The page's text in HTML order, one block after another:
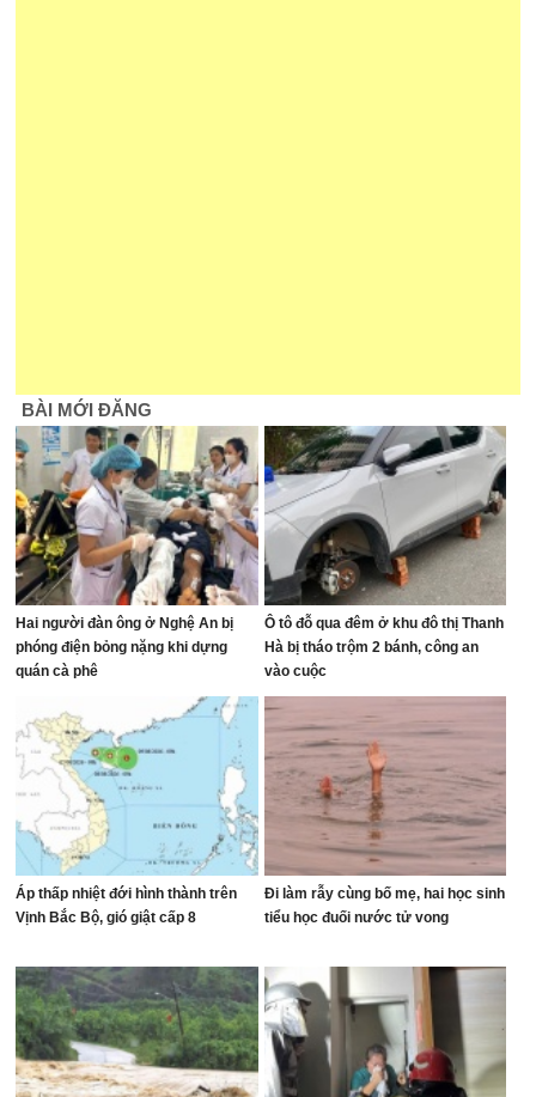
BÀI MỚI ĐĂNG
Hai người đàn ông ở Nghệ An bị
phóng điện bỏng nặng khi dựng
quán cà phê
Ô tô đỗ qua đêm ở khu đô thị Thanh
Hà bị tháo trộm 2 bánh, công an
vào cuộc
Áp thấp nhiệt đới hình thành trên
Vịnh Bắc Bộ, gió giật cấp 8
Đi làm rẫy cùng bố mẹ, hai học sinh
tiểu học đuối nước tử vong